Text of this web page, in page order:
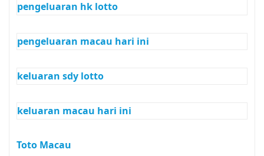
pengeluaran hk lotto
pengeluaran macau hari ini
keluaran sdy lotto
keluaran macau hari ini
Toto Macau